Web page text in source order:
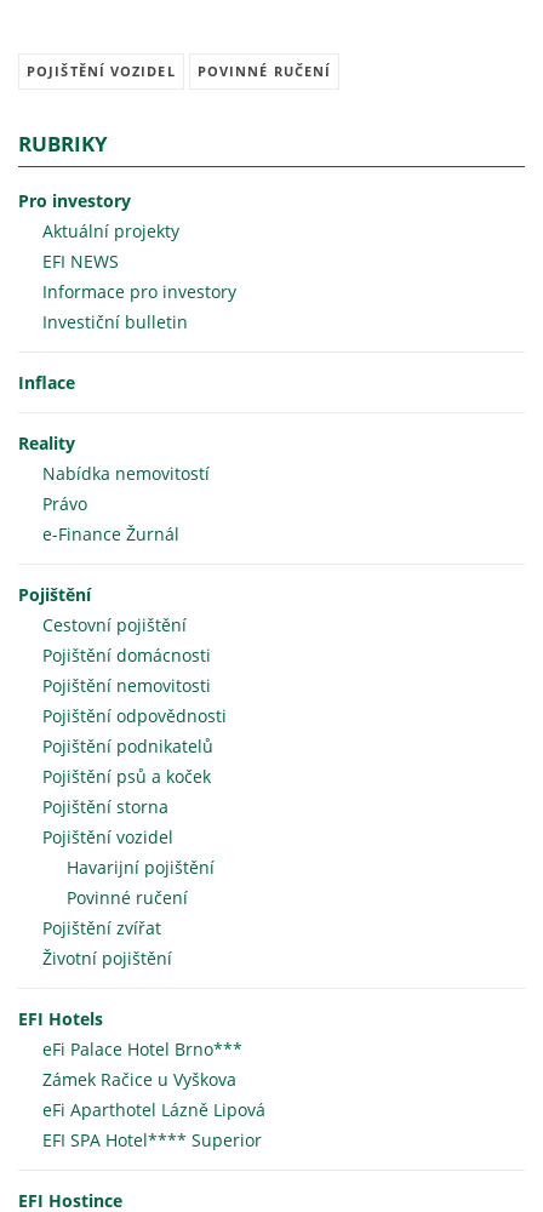
POJIŠTĚNÍ VOZIDEL POVINNÉ RUČENÍ
RUBRIKY
Pro investory
Aktuální projekty
EFI NEWS
Informace pro investory
Investiční bulletin
Inflace
Reality
Nabídka nemovitostí
Právo
e-Finance Žurnál
Pojištění
Cestovní pojištění
Pojištění domácnosti
Pojištění nemovitosti
Pojištění odpovědnosti
Pojištění podnikatelů
Pojištění psů a koček
Pojištění storna
Pojištění vozidel
Havarijní pojištění
Povinné ručení
Pojištění zvířat
Životní pojištění
EFI Hotels
eFi Palace Hotel Brno***
Zámek Račice u Vyškova
eFi Aparthotel Lázně Lipová
EFI SPA Hotel**** Superior
EFI Hostince